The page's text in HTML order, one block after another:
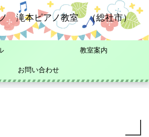
滝本ピアノ教室 （総社市）
教室案内
お問い合わせ